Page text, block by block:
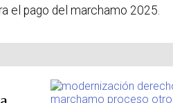
el pago del marchamo 2025.